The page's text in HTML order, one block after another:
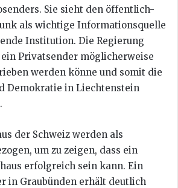
Sie sieht den öffentlich-
als wichtige Informationsquelle
Institution. Die Regierung
Privatsender möglicherweise
werden könne und somit die
Demokratie in Liechtenstein
der Schweiz werden als
um zu zeigen, dass ein
erfolgreich sein kann. Ein
in Graubünden erhält deutlich